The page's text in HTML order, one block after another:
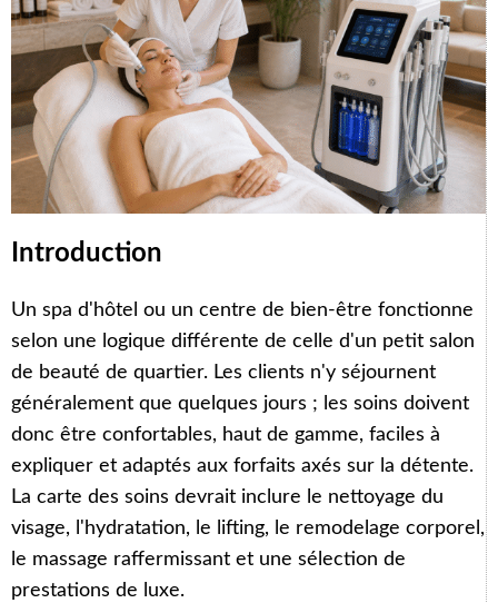
Introduction
Un spa d'hôtel ou un centre de bien-être fonctionne
selon une logique différente de celle d'un petit salon
de beauté de quartier. Les clients n'y séjournent
généralement que quelques jours ; les soins doivent
donc être confortables, haut de gamme, faciles à
expliquer et adaptés aux forfaits axés sur la détente.
La carte des soins devrait inclure le nettoyage du
visage, l'hydratation, le lifting, le remodelage corporel,
le massage raffermissant et une sélection de
prestations de luxe.